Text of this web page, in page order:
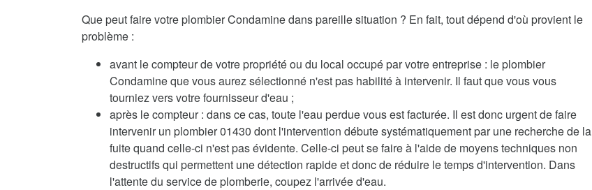
Que peut faire votre plombier Condamine dans pareille situation ? En fait, tout dépend d'où provient le
problème :
avant le compteur de votre propriété ou du local occupé par votre entreprise : le plombier
Condamine que vous aurez sélectionné n'est pas habilité à intervenir. Il faut que vous vous
tourniez vers votre fournisseur d'eau ;
après le compteur : dans ce cas, toute l'eau perdue vous est facturée. Il est donc urgent de faire
intervenir un plombier 01430 dont l'intervention débute systématiquement par une recherche de la
fuite quand celle-ci n'est pas évidente. Celle-ci peut se faire à l'aide de moyens techniques non
destructifs qui permettent une détection rapide et donc de réduire le temps d'intervention. Dans
l'attente du service de plomberie, coupez l'arrivée d'eau.